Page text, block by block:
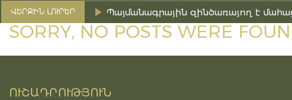
ՎԵՐՋԻՆ ԼՈՒՐԵՐ Պայմանագրային զինծառայող է
SORRY, NO POSTS WERE
ՈՒՇԱԴՐՈՒԹՅՈՒՆ